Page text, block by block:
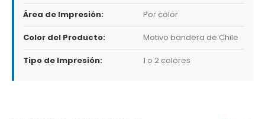
Área de Impresión: Por color
Color del Producto: Motivo bandera de Chile
Tipo de Impresión: 1 o 2 colores